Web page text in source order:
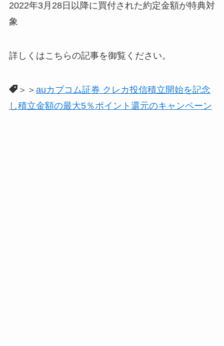
2022年3月28日以降に買付された約定金額が特典対
象
詳しくはこちらの記事を御覧ください。
＞＞ auカブコム証券 クレカ投信積立開始を記念
し積立金額の最大5％ポイント還元のキャンペーン